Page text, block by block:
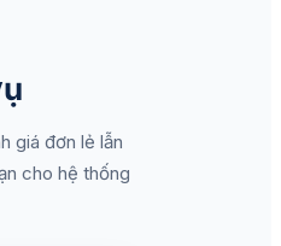
giá đơn lẻ lẫn
cho hệ thống